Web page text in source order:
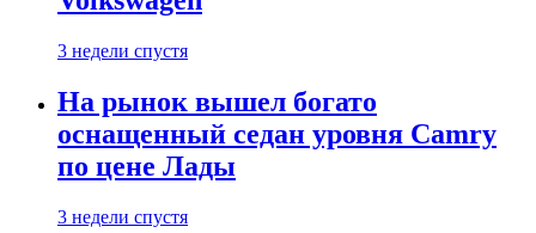
3 недели спустя
На рынок вышел богато
оснащенный седан уровня Camry
по цене Лады
3 недели спустя